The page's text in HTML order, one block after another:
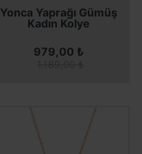
Yonca Yaprağı Gümüş
Kadın Kolye
SEPETE EKLE
979,00 ₺
SEPETE EKLE